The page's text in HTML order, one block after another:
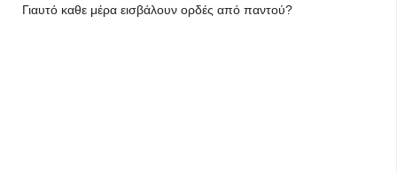
Γιαυτό καθε μέρα εισβάλουν ορδές από παντού?